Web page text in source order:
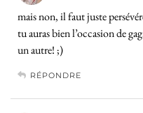
mais non, il faut juste
tu auras bien l’occasion de
un autre! ;)
RÉPONDRE